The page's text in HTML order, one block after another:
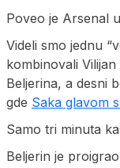
Poveo je Arsenal
Videli smo jednu
kombinovali
Beljerina, a desni
gde Saka glavom
Samo tri minuta
Beljerin je